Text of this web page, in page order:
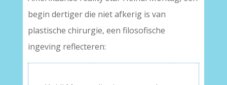
begin dertiger die niet afkerig is van
plastische chirurgie, een filosofische
ingeving reflecteren: